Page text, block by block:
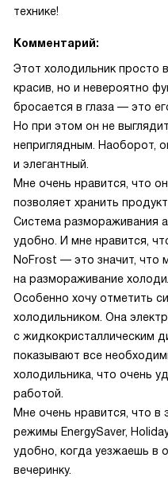
технике!
Комментарий:
Этот холодильник просто
красив, но и невероятно
бросается в глаза — это
Но при этом он не
неприглядным. Наоборот,
и элегантный.
Мне очень нравится, что
позволяет хранить
Система размораживания
удобно. И мне нравится,
NoFrost — это значит, что
на размораживание
Особенно хочу отметить
холодильником. Она
с жидкокристаллическим
показывают все
холодильника, что очень
работой.
Мне очень нравится, что в
режимы EnergySaver,
удобно, когда уезжаешь в
вечеринку.